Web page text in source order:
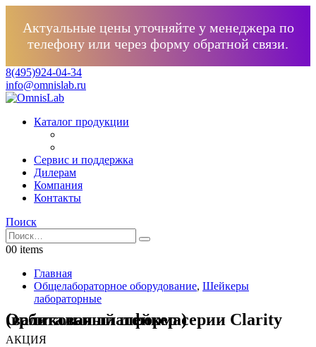
Актуальные цены уточняйте у менеджера по
телефону или через форму обратной связи.
8(495)924-04-34
info@omnislab.ru
Каталог продукции
Сервис и поддержка
Дилерам
Компания
Контакты
Поиск
00 items
Главная
Общелабораторное оборудование, Шейкеры
лабораторные
Орбитальный шейкер серии Clarity (валиковая платформа)
АКЦИЯ